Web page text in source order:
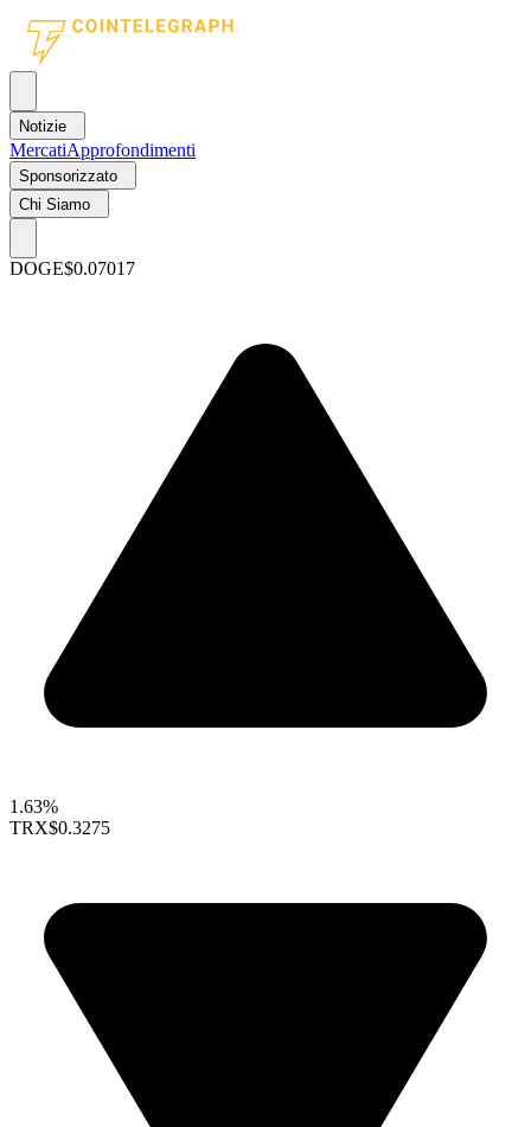
Notizie
MercatiApprofondimenti
Sponsorizzato
Chi Siamo
DOGE$0.07017
1.63%
TRX$0.3275